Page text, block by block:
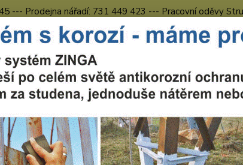
--- Prodejna nářadí: 731 449 423 --- Pracovní oděvy
podmínky Kontakty Česká Lípa
Hledat 731
8.00 hod.
Nářadí Wolfcraft Dílna Svěráky a svorky
svěrka EHZ PRO 100-